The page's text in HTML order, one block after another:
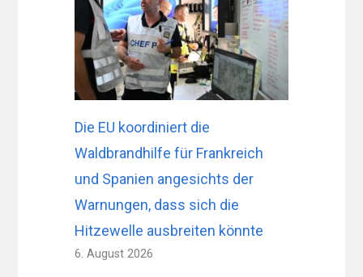
Die EU koordiniert die
Waldbrandhilfe für Frankreich
und Spanien angesichts der
Warnungen, dass sich die
Hitzewelle ausbreiten könnte
6. August 2026